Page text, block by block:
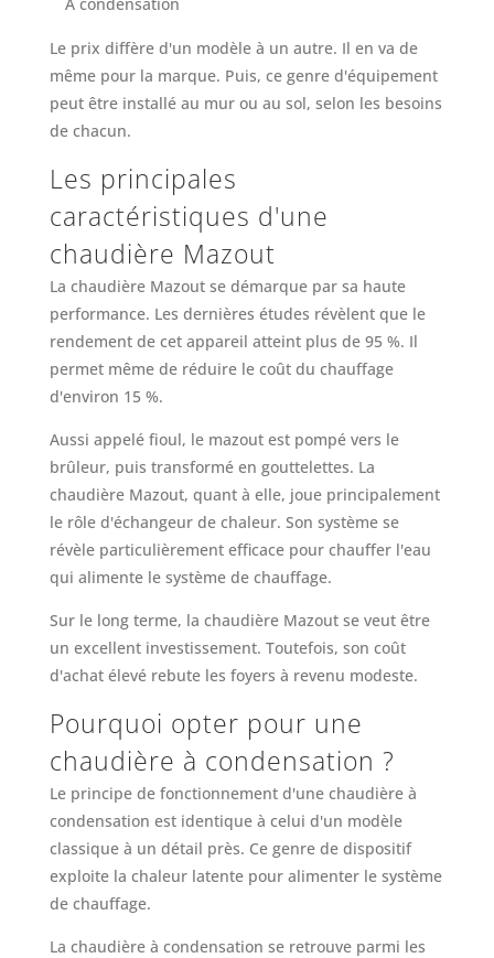
Le prix diffère d'un modèle à un autre. Il en va de
même pour la marque. Puis, ce genre d'équipement
peut être installé au mur ou au sol, selon les besoins
de chacun.
Les principales
caractéristiques d'une
chaudière Mazout
La chaudière Mazout se démarque par sa haute
performance. Les dernières études révèlent que le
rendement de cet appareil atteint plus de 95 %. Il
permet même de réduire le coût du chauffage
d'environ 15 %.
Aussi appelé fioul, le mazout est pompé vers le
brûleur, puis transformé en gouttelettes. La
chaudière Mazout, quant à elle, joue principalement
le rôle d'échangeur de chaleur. Son système se
révèle particulièrement efficace pour chauffer l'eau
qui alimente le système de chauffage.
Sur le long terme, la chaudière Mazout se veut être
un excellent investissement. Toutefois, son coût
d'achat élevé rebute les foyers à revenu modeste.
Pourquoi opter pour une
chaudière à condensation ?
Le principe de fonctionnement d'une chaudière à
condensation est identique à celui d'un modèle
classique à un détail près. Ce genre de dispositif
exploite la chaleur latente pour alimenter le système
de chauffage.
La chaudière à condensation se retrouve parmi les